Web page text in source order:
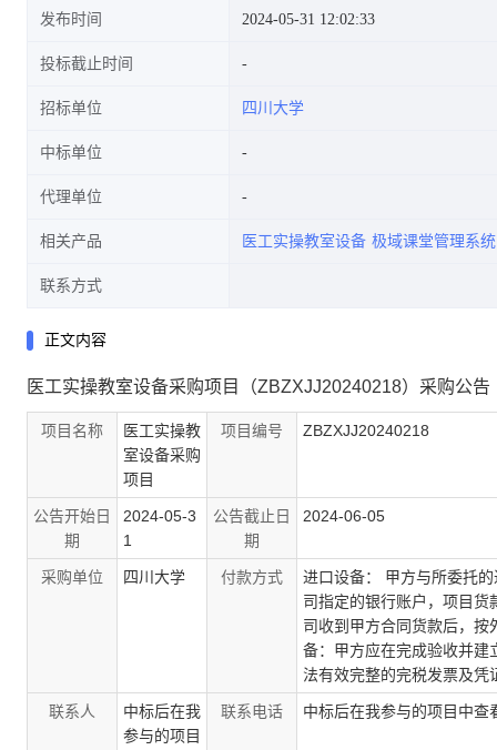
发布时间 2024-05-31 12:02:33
投标截止时间
招标单位 四川大学
中标单位
代理单位
相关产品 医工实操教室设备 极域课堂管理系统
联系方式
正文内容
医工实操教室设备采购项目（ZBZXJJ20240218）采购公告
项目名称
医工实操教
室设备采购
项目
项目编号 ZBZXJJ20240218
公告开始日
期
2024-05-3
1
公告截止日
期
2024-06-05
采购单位 四川大学 付款方式
进口设备： 甲方与所委托
司指定的银行账户，项目
司收到甲方合同货款后，
备：甲方应在完成验收并建
法有效完整的完税发票及凭
联系人
中标后在我
参与的项目
联系电话 中标后在我参与的项目中查